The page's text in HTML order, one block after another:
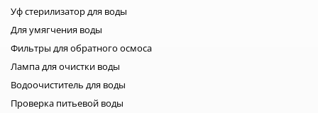
Уф стерилизатор для воды
Для умягчения воды
Фильтры для обратного осмоса
Лампа для очистки воды
Водоочиститель для воды
Проверка питьевой воды